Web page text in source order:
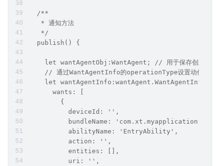
  /**
   * 通知方法
   */
  publish() {
let wantAgentObj:WantAgent; // 用于保存创建成功
    // 通过WantAgentInfo的operationType设置动作类型
let wantAgentInfo:wantAgent.WantAgentInfo =
      wants: [
        {
          deviceId: '',
          bundleName: 'com.xt.myapplication',
          abilityName: 'EntryAbility',
          action: '',
          entities: [],
          uri: '',